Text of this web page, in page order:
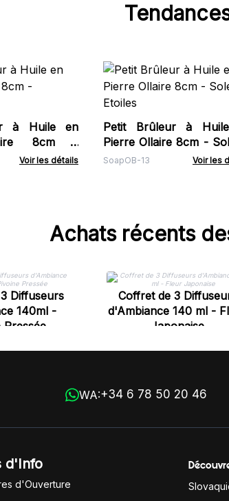
à Huile en
8cm -
Voir les détails
Petit Brûleur à
Pierre Ollaire 8cm -
Etoiles
SoapOB-13 Voir les
Achats récents
Diffuseurs
140ml -
Pressée
Coffret de 3
d'Ambiance 140 ml -
Japonaise
WA:+34 6 78 50 20 46
d'Info
d'Ouverture